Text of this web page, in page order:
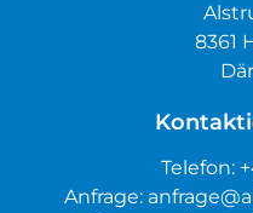
8361
Telefon:
Anfrage: